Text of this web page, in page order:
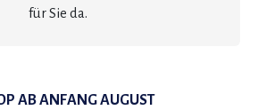
für Sie da.
AB ANFANG AUGUST